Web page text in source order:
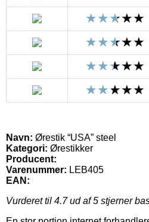
Navn: Ørestik “USA” steel
Kategori: Ørestikker
Producent:
Varenummer: LEB405
EAN:
Vurderet til 4.7ud af 5 stjerner